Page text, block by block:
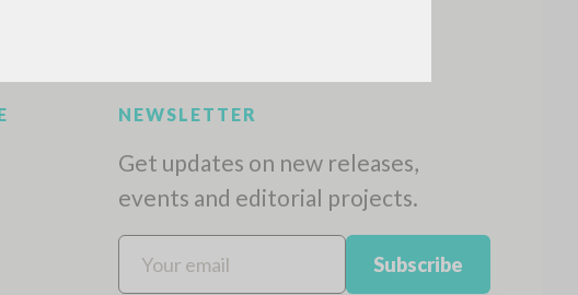
Get updates on new releases,